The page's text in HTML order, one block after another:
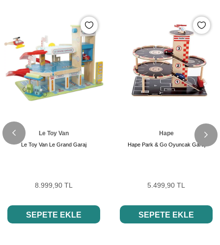
Le Toy Van
Le Toy Van Le Grand Garaj
8.999,90 TL
SEPETE EKLE
Hape
Hape Park & Go Oyuncak Garaj
5.499,90 TL
SEPETE EKLE